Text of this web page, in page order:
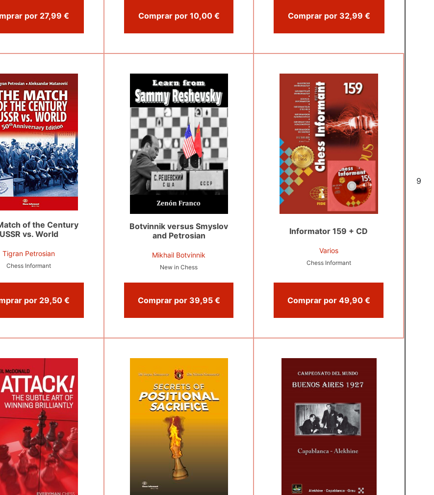
6
Comprar por 27,99 € Comprar por 10,00 € Comprar por 32,99 €
of the Century
USSR vs. World
Tigran Petrosian
Chess Informant
Comprar por 29,50 €
Botvinnik versus Smyslov
and Petrosian
Mikhail Botvinnik
New in Chess
Comprar por 39,95 €
Informator 159 + CD
Varios
Chess Informant
Comprar por 49,90 €